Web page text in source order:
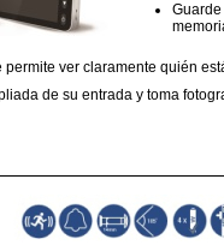
ver claramente quién
de su entrada y toma